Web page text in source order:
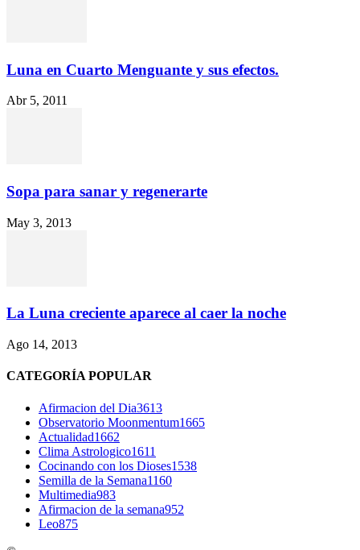
Luna en Cuarto Menguante y sus efectos.
Abr 5, 2011
Sopa para sanar y regenerarte
May 3, 2013
La Luna creciente aparece al caer la noche
Ago 14, 2013
CATEGORÍA POPULAR
Afirmacion del Dia3613
Observatorio Moonmentum1665
Actualidad1662
Clima Astrologico1611
Cocinando con los Dioses1538
Semilla de la Semana1160
Multimedia983
Afirmacion de la semana952
Leo875